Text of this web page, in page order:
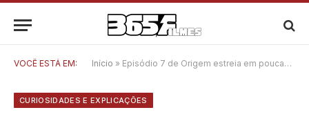
VOCÊ ESTÁ EM: Início » Episódio 7 de Origem estreia em poucas horas e pode mudar tudo na 4ª temporada: saiba o que esperar
CURIOSIDADES E EXPLICAÇÕES